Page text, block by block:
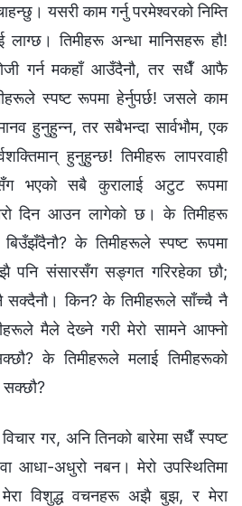
यसरी काम गर्नु परमेश्‍वरको निम्ति
लाग्छ। तिमीहरू अन्धा मानिसहरू हौ!
गर्न मकहाँ आउँदैनौ, तर सधैँ आफै
स्पष्ट रूपमा हेर्नुपर्छ! जसले काम
हुनुहुन्‍न, तर सबैभन्दा सार्वभौम, एक
हुनुहुन्छ! तिमीहरू लापरवाही
भएको सबै कुरालाई अटुट रूपमा
दिन आउन लागेको छ। के तिमीहरू
के तिमीहरूले स्पष्ट रूपमा
पनि संसारसँग सङ्गत गरिरहेका छौ;
सक्दैनौ। किन? के तिमीहरूले साँच्‍चै नै
मैले देख्‍ने गरी मेरो सामने आफ्‍नो
के तिमीहरूले मलाई तिमीहरूको
सक्छौ?
गर, अनि तिनको बारेमा सधैँ स्पष्ट
आधा-अधुरो नबन। मेरो उपस्थितिमा
विशुद्ध वचनहरू अझै बुझ, र मेरा